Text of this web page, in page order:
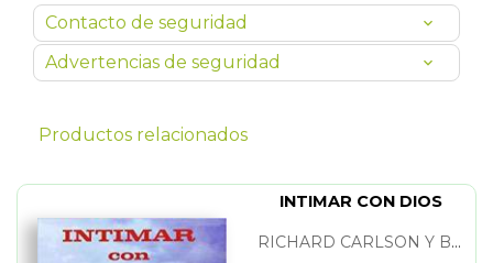
Contacto de seguridad
Advertencias de seguridad
Productos relacionados
INTIMAR CON DIOS
RICHARD CARLSON Y BENJAMIN SHIELD